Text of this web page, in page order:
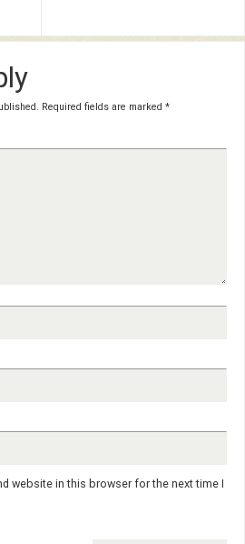
Required fields are marked *
website in this browser for the next time I